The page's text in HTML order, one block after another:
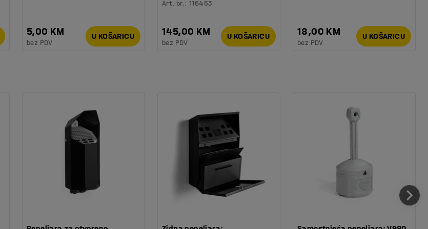
5,00 KM
bez PDV
U KOŠARICU
Art. br.:116453
145,00 KM
bez PDV
U KOŠARICU 18,00 KM
bez PDV
U KOŠARICU